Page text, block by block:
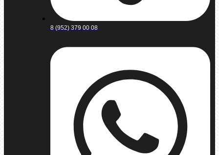
8 (952) 379 00 08